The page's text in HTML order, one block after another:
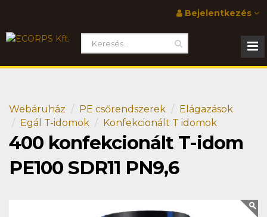
Bejelentkezés
Webáruház PE csőrendszerek
Elágazások
Egál T-idomok
Konfekcionált T idomok
400 konfekcionált T-idom
PE100 SDR11 PN9,6